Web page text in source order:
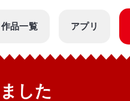
作品一覧 アプリ
した